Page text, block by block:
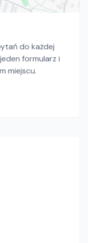
do każdej
formularz i
miejscu.